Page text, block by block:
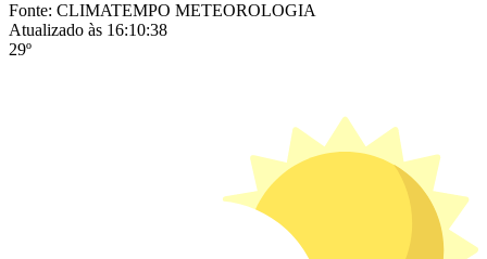
Fonte: CLIMATEMPO METEOROLOGIA
Atualizado às 16:10:38
29º